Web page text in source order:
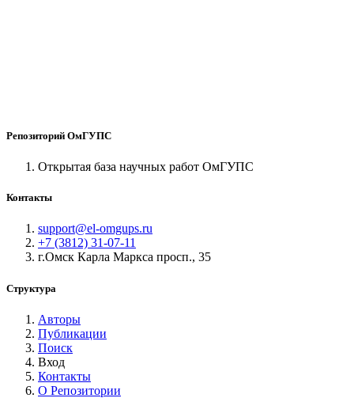
Репозиторий ОмГУПС
Открытая база научных работ ОмГУПС
Контакты
support@el-omgups.ru
+7 (3812) 31-07-11
г.Омск Карла Маркса просп., 35
Структура
Авторы
Публикации
Поиск
Вход
Контакты
О Репозитории